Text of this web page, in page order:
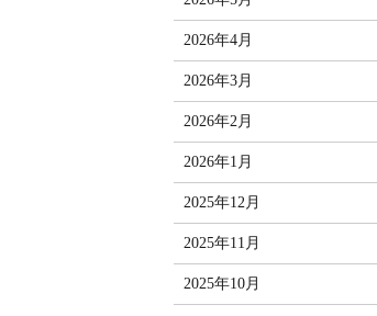
2026年4月
2026年3月
2026年2月
2026年1月
2025年12月
2025年11月
2025年10月